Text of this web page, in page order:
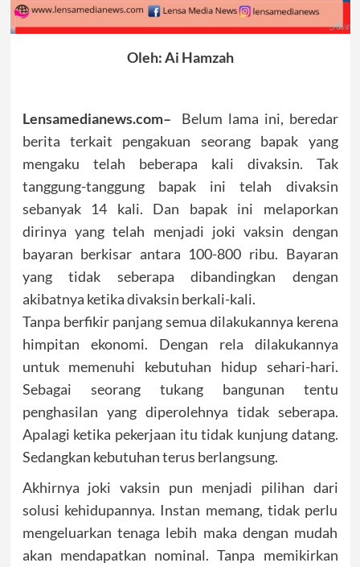
Oleh: Ai Hamzah
Lensamedianews.com– Belum lama ini, beredar
berita terkait pengakuan seorang bapak yang
mengaku telah beberapa kali divaksin. Tak
tanggung-tanggung bapak ini telah divaksin
sebanyak 14 kali. Dan bapak ini melaporkan
dirinya yang telah menjadi joki vaksin dengan
bayaran berkisar antara 100-800 ribu. Bayaran
yang tidak seberapa dibandingkan dengan
akibatnya ketika divaksin berkali-kali.
Tanpa berfikir panjang semua dilakukannya kerena
himpitan ekonomi. Dengan rela dilakukannya
untuk memenuhi kebutuhan hidup sehari-hari.
Sebagai seorang tukang bangunan tentu
penghasilan yang diperolehnya tidak seberapa.
Apalagi ketika pekerjaan itu tidak kunjung datang.
Sedangkan kebutuhan terus berlangsung.
Akhirnya joki vaksin pun menjadi pilihan dari
solusi kehidupannya. Instan memang, tidak perlu
mengeluarkan tenaga lebih maka dengan mudah
akan mendapatkan nominal. Tanpa memikirkan